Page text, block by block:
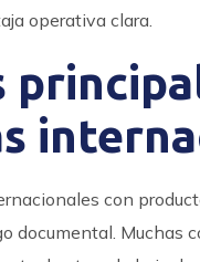
operativa clara.
con
documental. Muchas